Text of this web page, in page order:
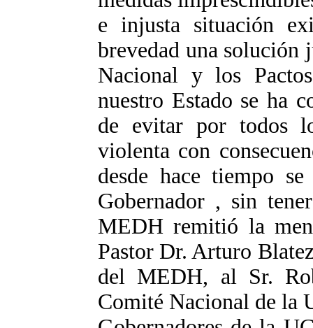
e injusta situación
brevedad una solución
Nacional y los
nuestro Estado se ha
de evitar por todos
violenta con
desde hace tiempo
Gobernador , sin
MEDH remitió la
Pastor Dr. Arturo
del MEDH, al Sr.
Comité Nacional de la